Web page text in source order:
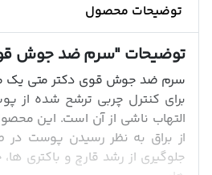
توضیحات محصول
توضیحات"سرم ضد جوش
سرم ضد جوش قوی دکتر متی یک
برای کنترل چربی ترشح شده
التهاب ناشی از آن است. این
از براق به نظر رسیدن پوست
جلوگیری از رشد قارچ و باکتری